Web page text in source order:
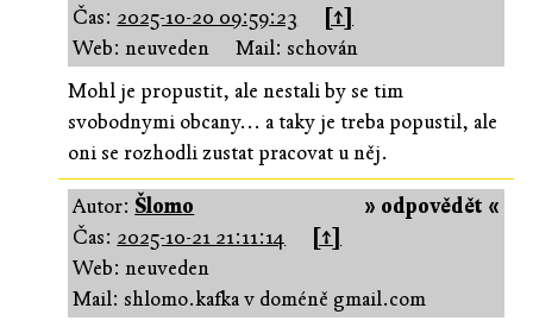
Čas: 2025-10-20 09:59:23
[↑]
Web: neuveden
Mail: schován
Mohl je propustit, ale nestali by se tim
svobodnymi obcany... a taky je treba popustil, ale
oni se rozhodli zustat pracovat u něj.
» odpovědět «
Autor: Šlomo
Čas: 2025-10-21 21:11:14
[↑]
Web: neuveden
Mail: shlomo.kafka v doméně gmail.com